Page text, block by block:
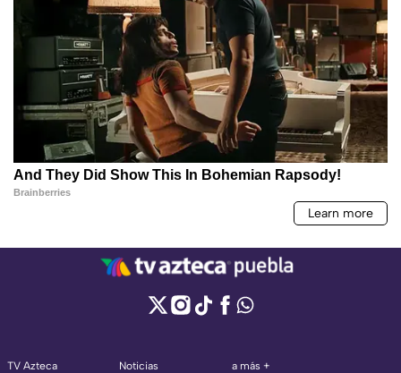
TV Azteca
Noticias
a más +